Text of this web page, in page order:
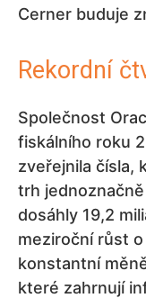
Cerner buduje
Rekordní
Společnost
fiskálního roku
zveřejnila čísla,
trh
dosáhly 19,2
meziroční růst o
konstantní
které zahrnují